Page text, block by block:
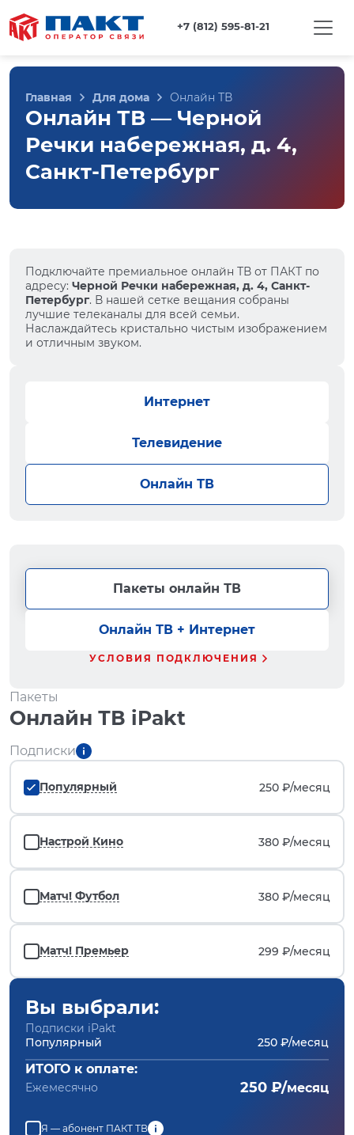
+7 (812) 595-81-21
Главная Для дома Онлайн ТВ
Онлайн ТВ — Черной
Речки набережная, д. 4,
Санкт-Петербург
Подключайте премиальное онлайн ТВ от ПАКТ по
адресу: Черной Речки набережная, д. 4, Санкт-
Петербург. В нашей сетке вещания собраны
лучшие телеканалы для всей семьи.
Наслаждайтесь кристально чистым изображением
и отличным звуком.
Интернет
Телевидение
Онлайн ТВ
Пакеты онлайн ТВ
Онлайн ТВ + Интернет
УСЛОВИЯ ПОДКЛЮЧЕНИЯ
Пакеты
Онлайн ТВ iPakt
Подписки
Популярный 250 ₽/месяц
Настрой Кино 380 ₽/месяц
Матч! Футбол 380 ₽/месяц
Матч! Премьер 299 ₽/месяц
Вы выбрали:
Подписки iPakt
Популярный
250 ₽/месяц
ИТОГО к оплате:
Ежемесячно 250 ₽/месяц
Я — абонент ПАКТ ТВ